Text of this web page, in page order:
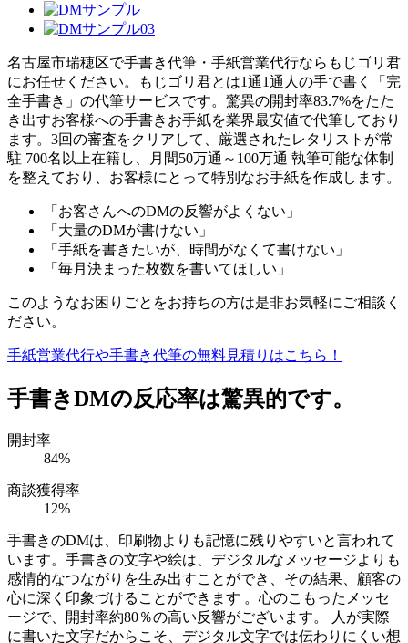
名古屋市瑞穂区で手書き代筆・手紙営業代行ならもじゴリ君
にお任せください。もじゴリ君とは1通1通人の手で書く「完
全手書き」の代筆サービスです。驚異の開封率83.7%をたた
き出すお客様への手書きお手紙を業界最安値で代筆しており
ます。3回の審査をクリアして、厳選されたレタリストが常
駐 700名以上在籍し、月間50万通～100万通 執筆可能な体制
を整えており、お客様にとって特別なお手紙を作成します。
「お客さんへのDMの反響がよくない」
「大量のDMが書けない」
「手紙を書きたいが、時間がなくて書けない」
「毎月決まった枚数を書いてほしい」
このようなお困りごとをお持ちの方は是非お気軽にご相談く
ださい。
手紙営業代行や手書き代筆の無料見積りはこちら！
手書きDMの反応率は驚異的です。
開封率
84%
商談獲得率
12%
手書きのDMは、印刷物よりも記憶に残りやすいと言われて
います。手書きの文字や絵は、デジタルなメッセージよりも
感情的なつながりを生み出すことができ、その結果、顧客の
心に深く印象づけることができます 。心のこもったメッセ
ージで、開封率約80％の高い反響がございます。 人が実際
に書いた文字だからこそ、デジタル文字では伝わりにくい想